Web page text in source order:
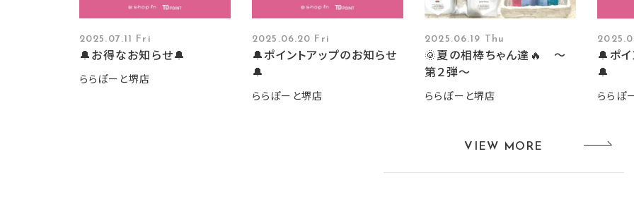
2025.07.11 Fri
🔔お得なお知らせ🔔
ららぽーと堺店
2025.06.20 Fri
🔔ポイントアップのお知らせ
🔔
ららぽーと堺店
2025.06.19 Thu
🌞夏の相棒ちゃん達🔥 ～
第２弾～
ららぽーと堺店
🔔ポ
🔔
ららぽ
VIEW MORE